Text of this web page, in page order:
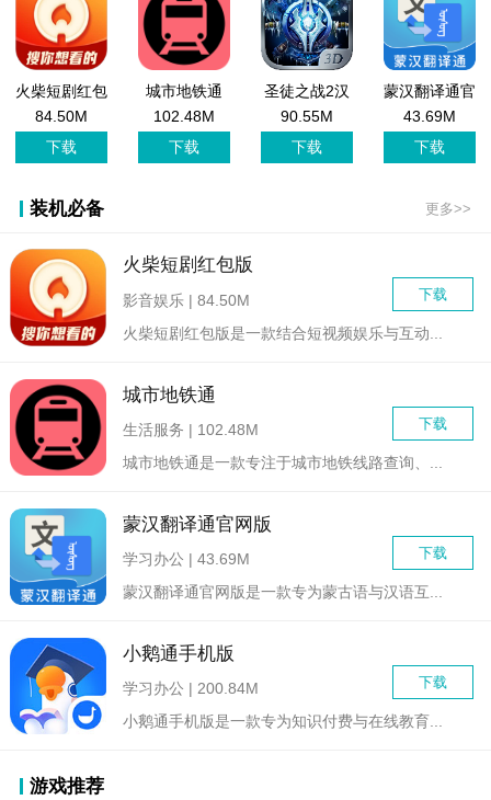
火柴短剧红包
版
84.50M
下载
城市地铁通
102.48M
下载
圣徒之战2汉
化版
90.55M
下载
蒙汉翻译通官
网版
43.69M
下载
装机必备 更多>>
火柴短剧红包版
下载
影音娱乐 | 84.50M
火柴短剧红包版是一款结合短视频娱乐与互动...
城市地铁通
下载
生活服务 | 102.48M
城市地铁通是一款专注于城市地铁线路查询、...
蒙汉翻译通官网版
下载
学习办公 | 43.69M
蒙汉翻译通官网版是一款专为蒙古语与汉语互...
小鹅通手机版
下载
学习办公 | 200.84M
小鹅通手机版是一款专为知识付费与在线教育...
游戏推荐